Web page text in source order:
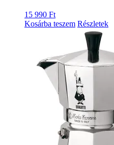
15 990 Ft
Kosárba teszem Részletek